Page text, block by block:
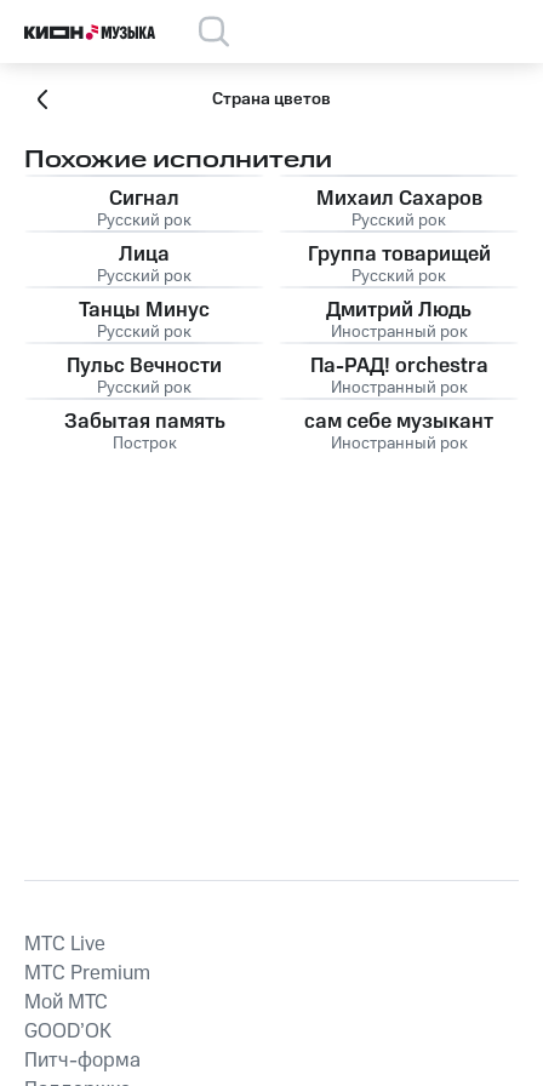
Страна цветов
Похожие исполнители
Сигнал
Русский рок
Михаил Сахаров
Русский рок
Лица
Русский рок
Группа товарищей
Русский рок
Танцы Минус
Русский рок
Дмитрий Людь
Иностранный рок
Пульс Вечности
Русский рок
Па-РАД! orchestra
Иностранный рок
Забытая память
Построк
сам себе музыкант
Иностранный рок
MTС Live
MTС Premium
Мой МТС
GOOD’OK
Питч-форма